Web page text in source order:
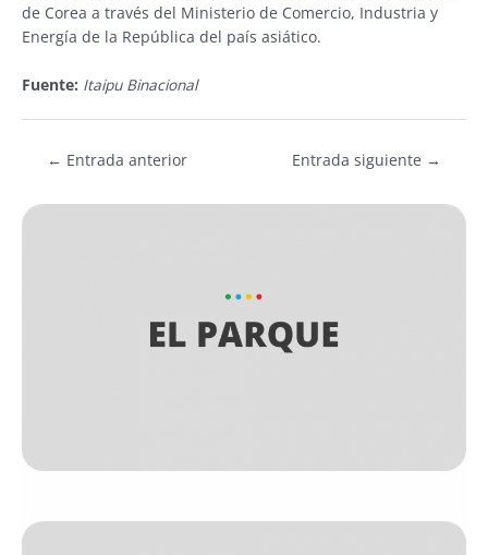
de Corea a través del Ministerio de Comercio, Industria y
Energía de la República del país asiático.
Fuente: Itaipu Binacional
← Entrada anterior Entrada siguiente →